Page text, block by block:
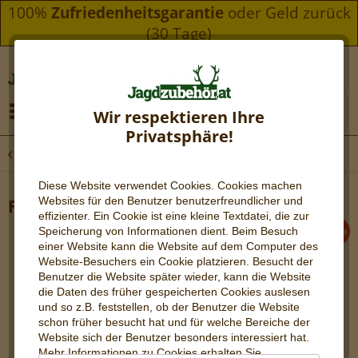
100% Zufriedenheitsgarantie oder Geld zurück
(30 Tage)
Wir respektieren Ihre
Privatsphäre!
Diese Website verwendet Cookies. Cookies machen
Websites für den Benutzer benutzerfreundlicher und
effizienter. Ein Cookie ist eine kleine Textdatei, die zur
Speicherung von Informationen dient. Beim Besuch
einer Website kann die Website auf dem Computer des
Website-Besuchers ein Cookie platzieren. Besucht der
Benutzer die Website später wieder, kann die Website
die Daten des früher gespeicherten Cookies auslesen
und so z.B. feststellen, ob der Benutzer die Website
schon früher besucht hat und für welche Bereiche der
Website sich der Benutzer besonders interessiert hat.
Mehr Informationen zu Cookies erhalten Sie
Fortis 6 2-12x50i mit Schiene